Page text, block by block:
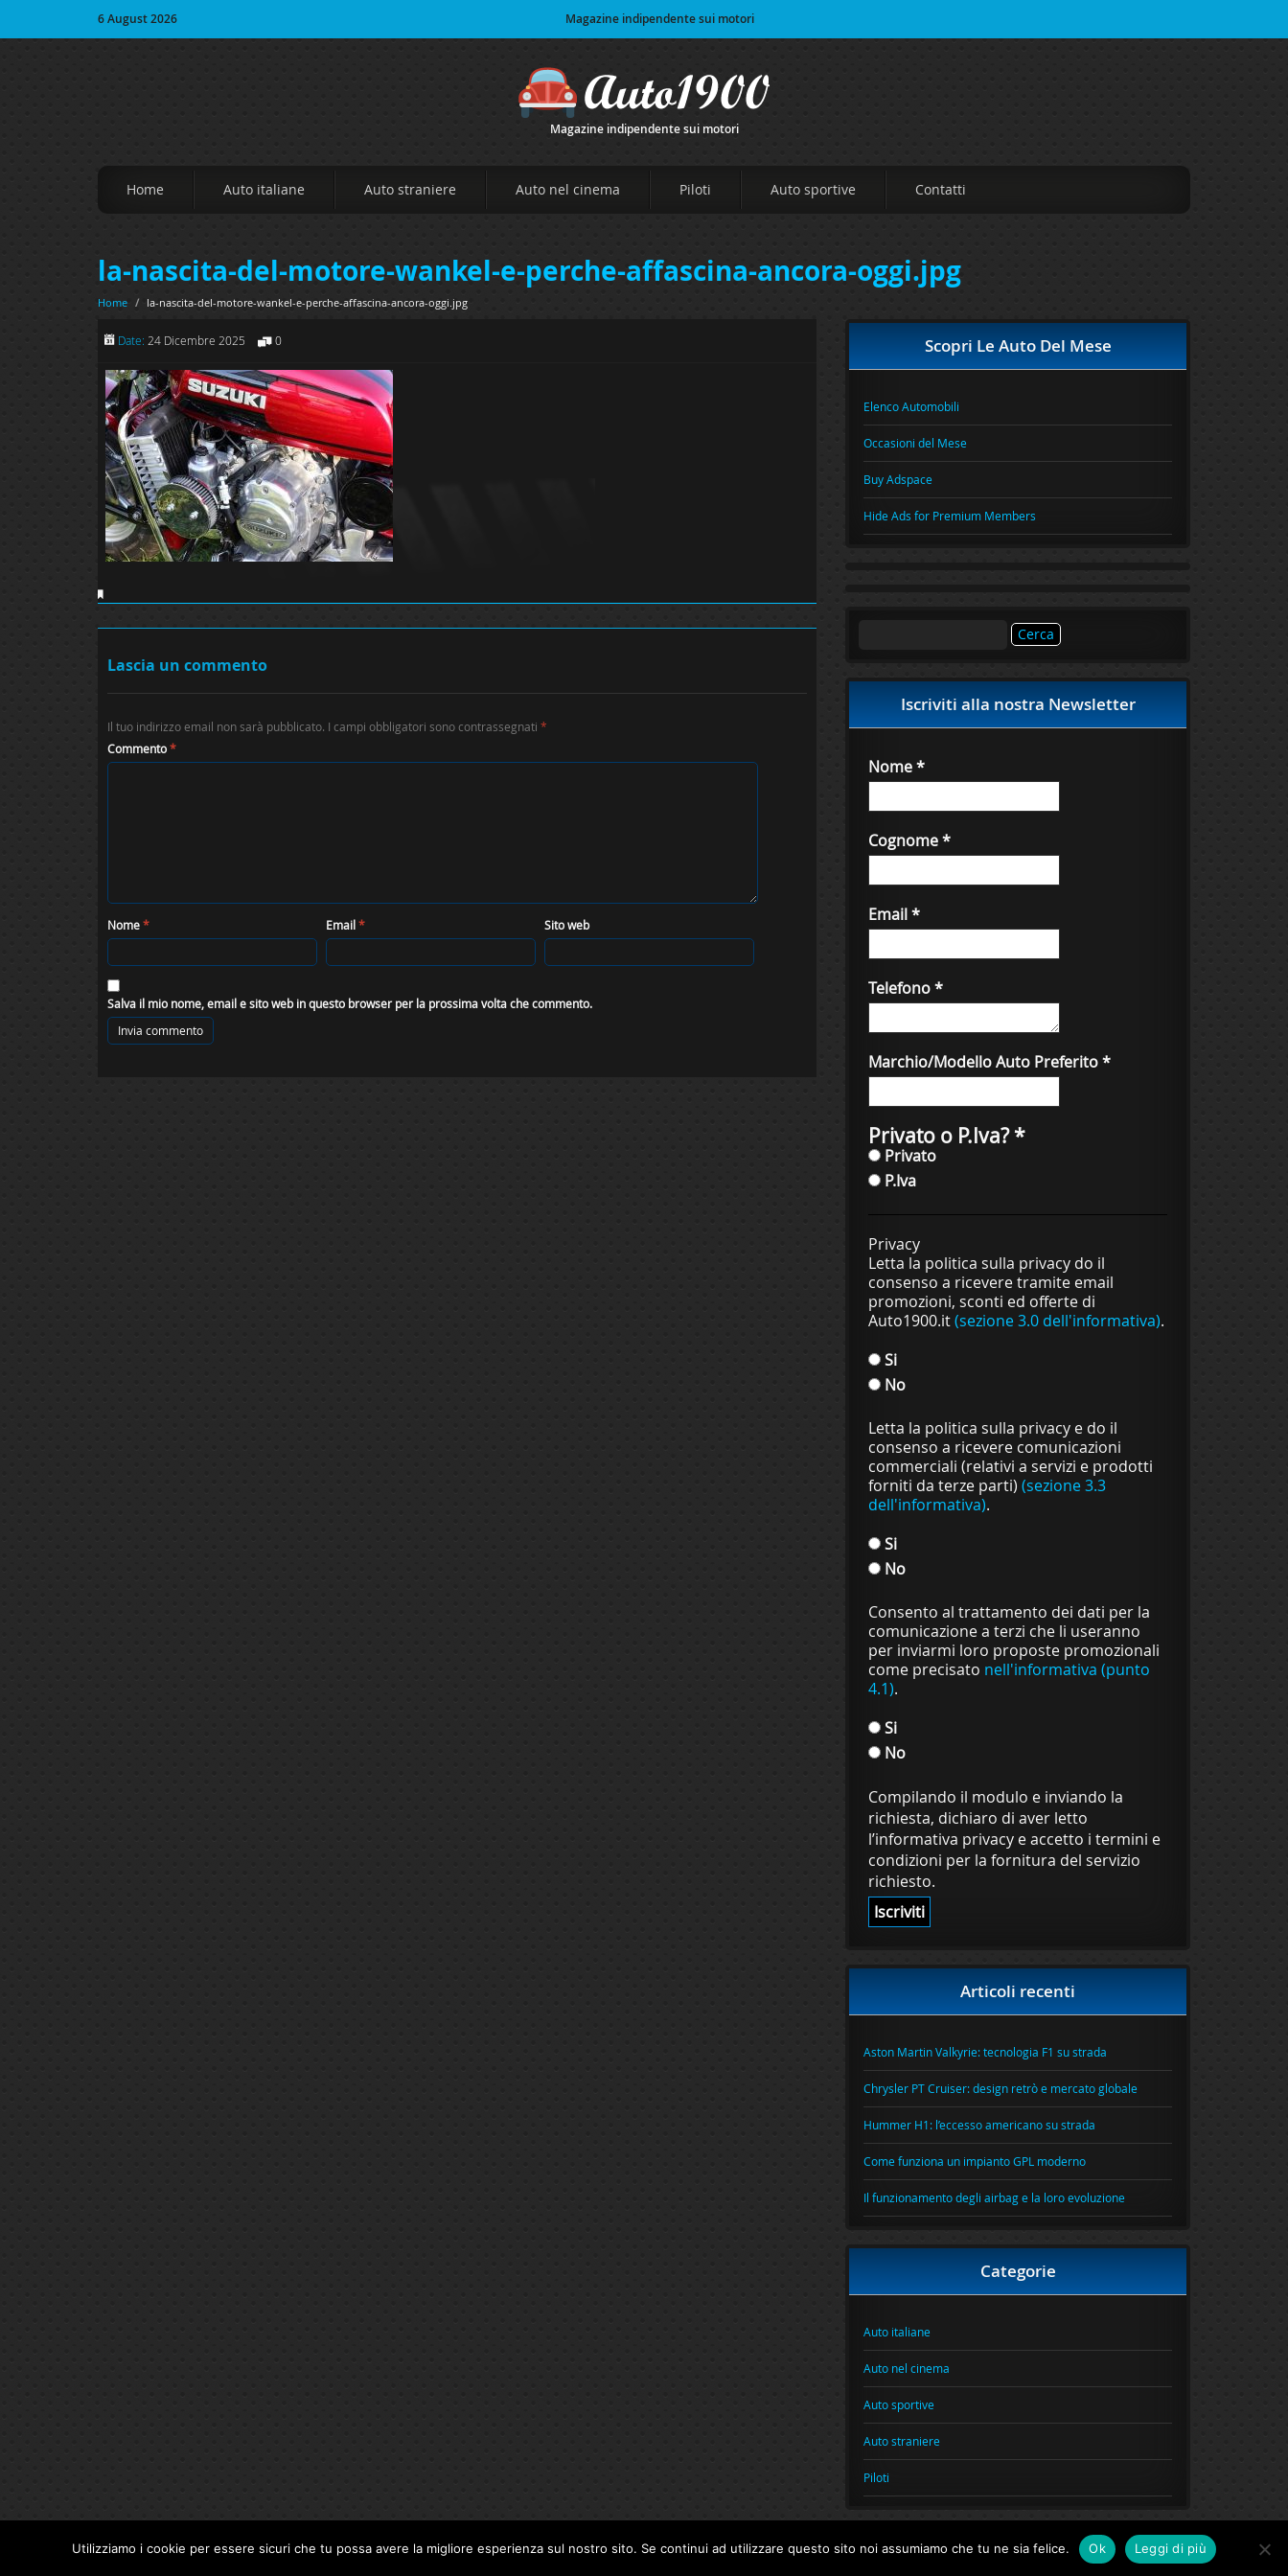
6 August 2026 Magazine indipendente sui motori
Magazine indipendente sui motori
Home Auto italiane Auto straniere Auto nel cinema Piloti Auto sportive Contatti
la-nascita-del-motore-wankel-e-perche-affascina-ancora-oggi.jpg
Home / la-nascita-del-motore-wankel-e-perche-affascina-ancora-oggi.jpg
Date: 24 Dicembre 2025 0
Lascia un commento
Il tuo indirizzo email non sarà pubblicato. I campi obbligatori sono contrassegnati *
Commento*
Nome* Email* Sito web
Salva il mio nome, email e sito web in questo browser per la prossima volta che commento.
Scopri Le Auto Del Mese
Elenco Automobili
Occasioni del Mese
Buy Adspace
Hide Ads for Premium Members
Iscriviti alla nostra Newsletter
Nome*
Cognome*
Email*
Telefono*
Marchio/Modello Auto Preferito*
Privato o P.Iva?*
Privato
P.Iva
Privacy
Letta la politica sulla privacy do il
consenso a ricevere tramite email
promozioni, sconti ed offerte di
Auto1900.it(sezione 3.0 dell'informativa).
Si
No
Letta la politica sulla privacy e do il
consenso a ricevere comunicazioni
commerciali (relativi a servizi e prodotti
forniti da terze parti) (sezione 3.3
dell'informativa).
Si
No
Consento al trattamento dei dati per la
comunicazione a terzi che li useranno
per inviarmi loro proposte promozionali
come precisato nell'informativa (punto
4.1).
Si
No
Compilando il modulo e inviando la
richiesta, dichiaro di aver letto
l’informativa privacy e accetto i termini e
condizioni per la fornitura del servizio
richiesto.
Articoli recenti
Aston Martin Valkyrie: tecnologia F1 su strada
Chrysler PT Cruiser: design retrò e mercato globale
Hummer H1: l’eccesso americano su strada
Come funziona un impianto GPL moderno
Il funzionamento degli airbag e la loro evoluzione
Categorie
Auto italiane
Auto nel cinema
Auto sportive
Auto straniere
Piloti
|
Utilizziamo i cookie per essere sicuri che tu possa avere la migliore esperienza sul nostro sito. Se continui ad utilizzare questo sito noi assumiamo che tu ne sia felice. Ok Leggi di più